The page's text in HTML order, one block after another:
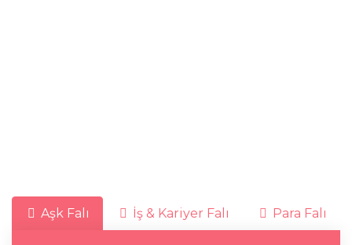
Aşk Falı İş & Kariyer Falı Para Falı